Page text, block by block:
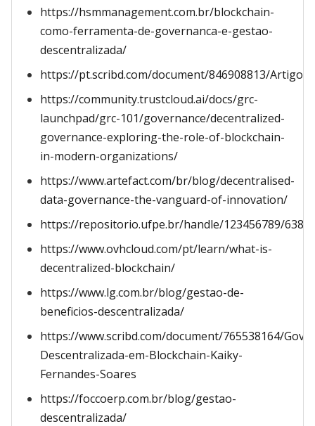
https://hsmmanagement.com.br/blockchain-
como-ferramenta-de-governanca-e-gestao-
descentralizada/
https://pt.scribd.com/document/846908813/Artigo
https://community.trustcloud.ai/docs/grc-
launchpad/grc-101/governance/decentralized-
governance-exploring-the-role-of-blockchain-
in-modern-organizations/
https://www.artefact.com/br/blog/decentralised-
data-governance-the-vanguard-of-innovation/
https://repositorio.ufpe.br/handle/123456789/
https://www.ovhcloud.com/pt/learn/what-is-
decentralized-blockchain/
https://www.lg.com.br/blog/gestao-de-
beneficios-descentralizada/
https://www.scribd.com/document/765538164/
Descentralizada-em-Blockchain-Kaiky-
Fernandes-Soares
https://foccoerp.com.br/blog/gestao-
descentralizada/